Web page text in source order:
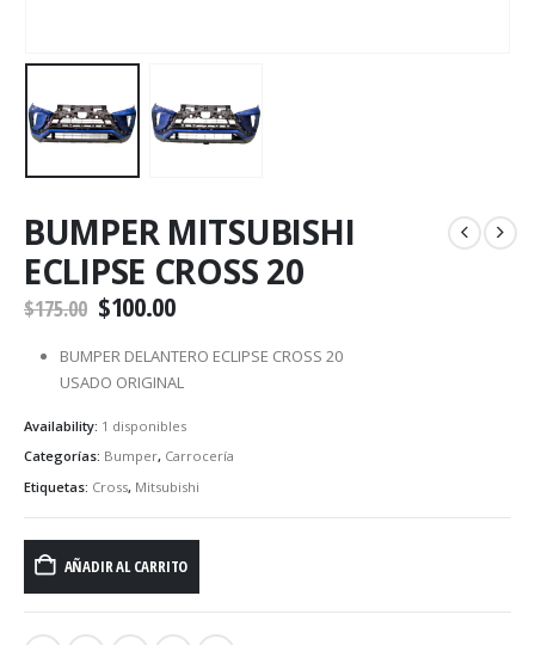
BUMPER MITSUBISHI
ECLIPSE CROSS 20
$175.00 $100.00
BUMPER DELANTERO ECLIPSE CROSS 20
USADO ORIGINAL
Availability: 1 disponibles
Categorías: Bumper, Carrocería
Etiquetas: Cross, Mitsubishi
AÑADIR AL CARRITO